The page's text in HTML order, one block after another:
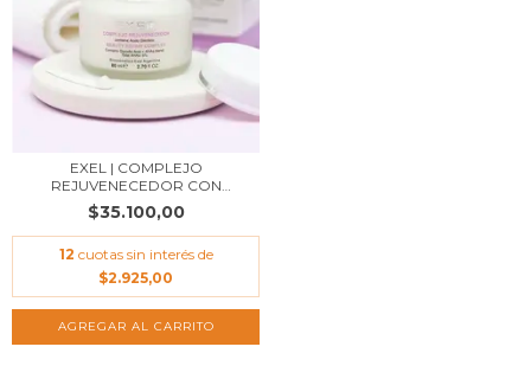
EXEL | COMPLEJO
REJUVENECEDOR CON
GLICÓL...
$35.100,00
12 cuotas sin interés de
$2.925,00
AGREGAR AL CARRITO